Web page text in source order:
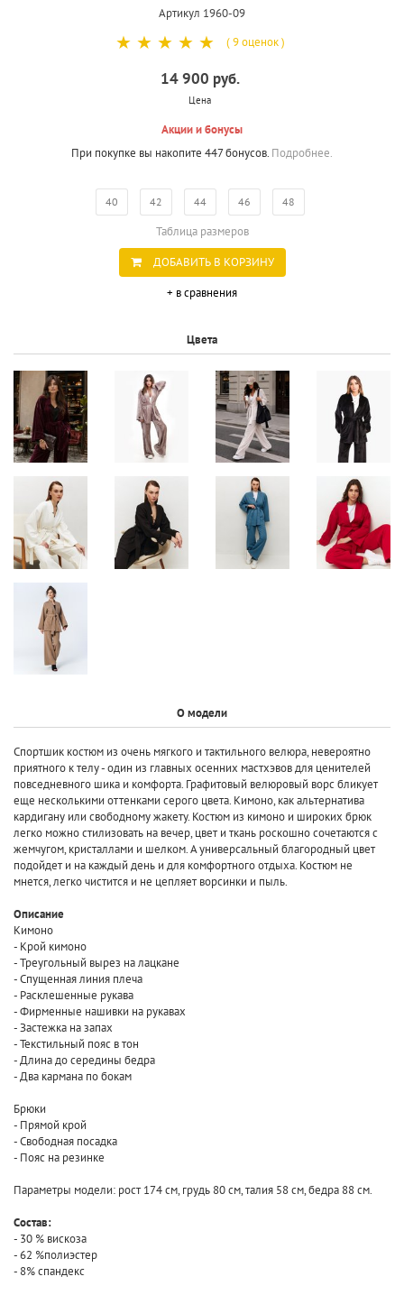
Артикул 1960-09
☆
☆
☆
☆
☆ ( 9 оценок )
14 900 руб.
Цена
Акции и бонусы
При покупке вы накопите 447 бонусов. Подробнее.
40 42 44 46 48
Таблица размеров
ДОБАВИТЬ В КОРЗИНУ
+ в сравнения
Цвета
О модели
Спортшик костюм из очень мягкого и тактильного велюра, невероятно
приятного к телу - один из главных осенних мастхэвов для ценителей
повседневного шика и комфорта. Графитовый велюровый ворс бликует
еще несколькими оттенками серого цвета. Кимоно, как альтернатива
кардигану или свободному жакету. Костюм из кимоно и широких брюк
легко можно стилизовать на вечер, цвет и ткань роскошно сочетаются с
жемчугом, кристаллами и шелком. А универсальный благородный цвет
подойдет и на каждый день и для комфортного отдыха. Костюм не
мнется, легко чистится и не цепляет ворсинки и пыль.
Описание
Кимоно
- Крой кимоно
- Треугольный вырез на лацкане
- Спущенная линия плеча
- Расклешенные рукава
- Фирменные нашивки на рукавах
- Застежка на запах
- Текстильный пояс в тон
- Длина до середины бедра
- Два кармана по бокам
Брюки
- Прямой крой
- Свободная посадка
- Пояс на резинке
Параметры модели: рост 174 см, грудь 80 см, талия 58 см, бедра 88 см.
Состав:
- 30 % вискоза
- 62 %полиэстер
- 8% спандекс